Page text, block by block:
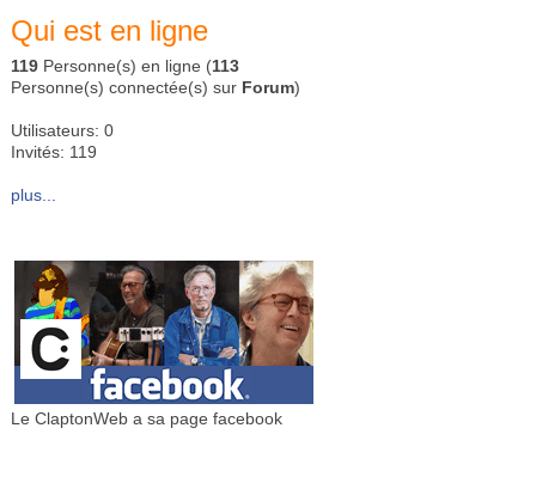
Qui est en ligne
119 Personne(s) en ligne (113
Personne(s) connectée(s) sur Forum)
Utilisateurs: 0
Invités: 119
plus...
Le ClaptonWeb a sa page facebook